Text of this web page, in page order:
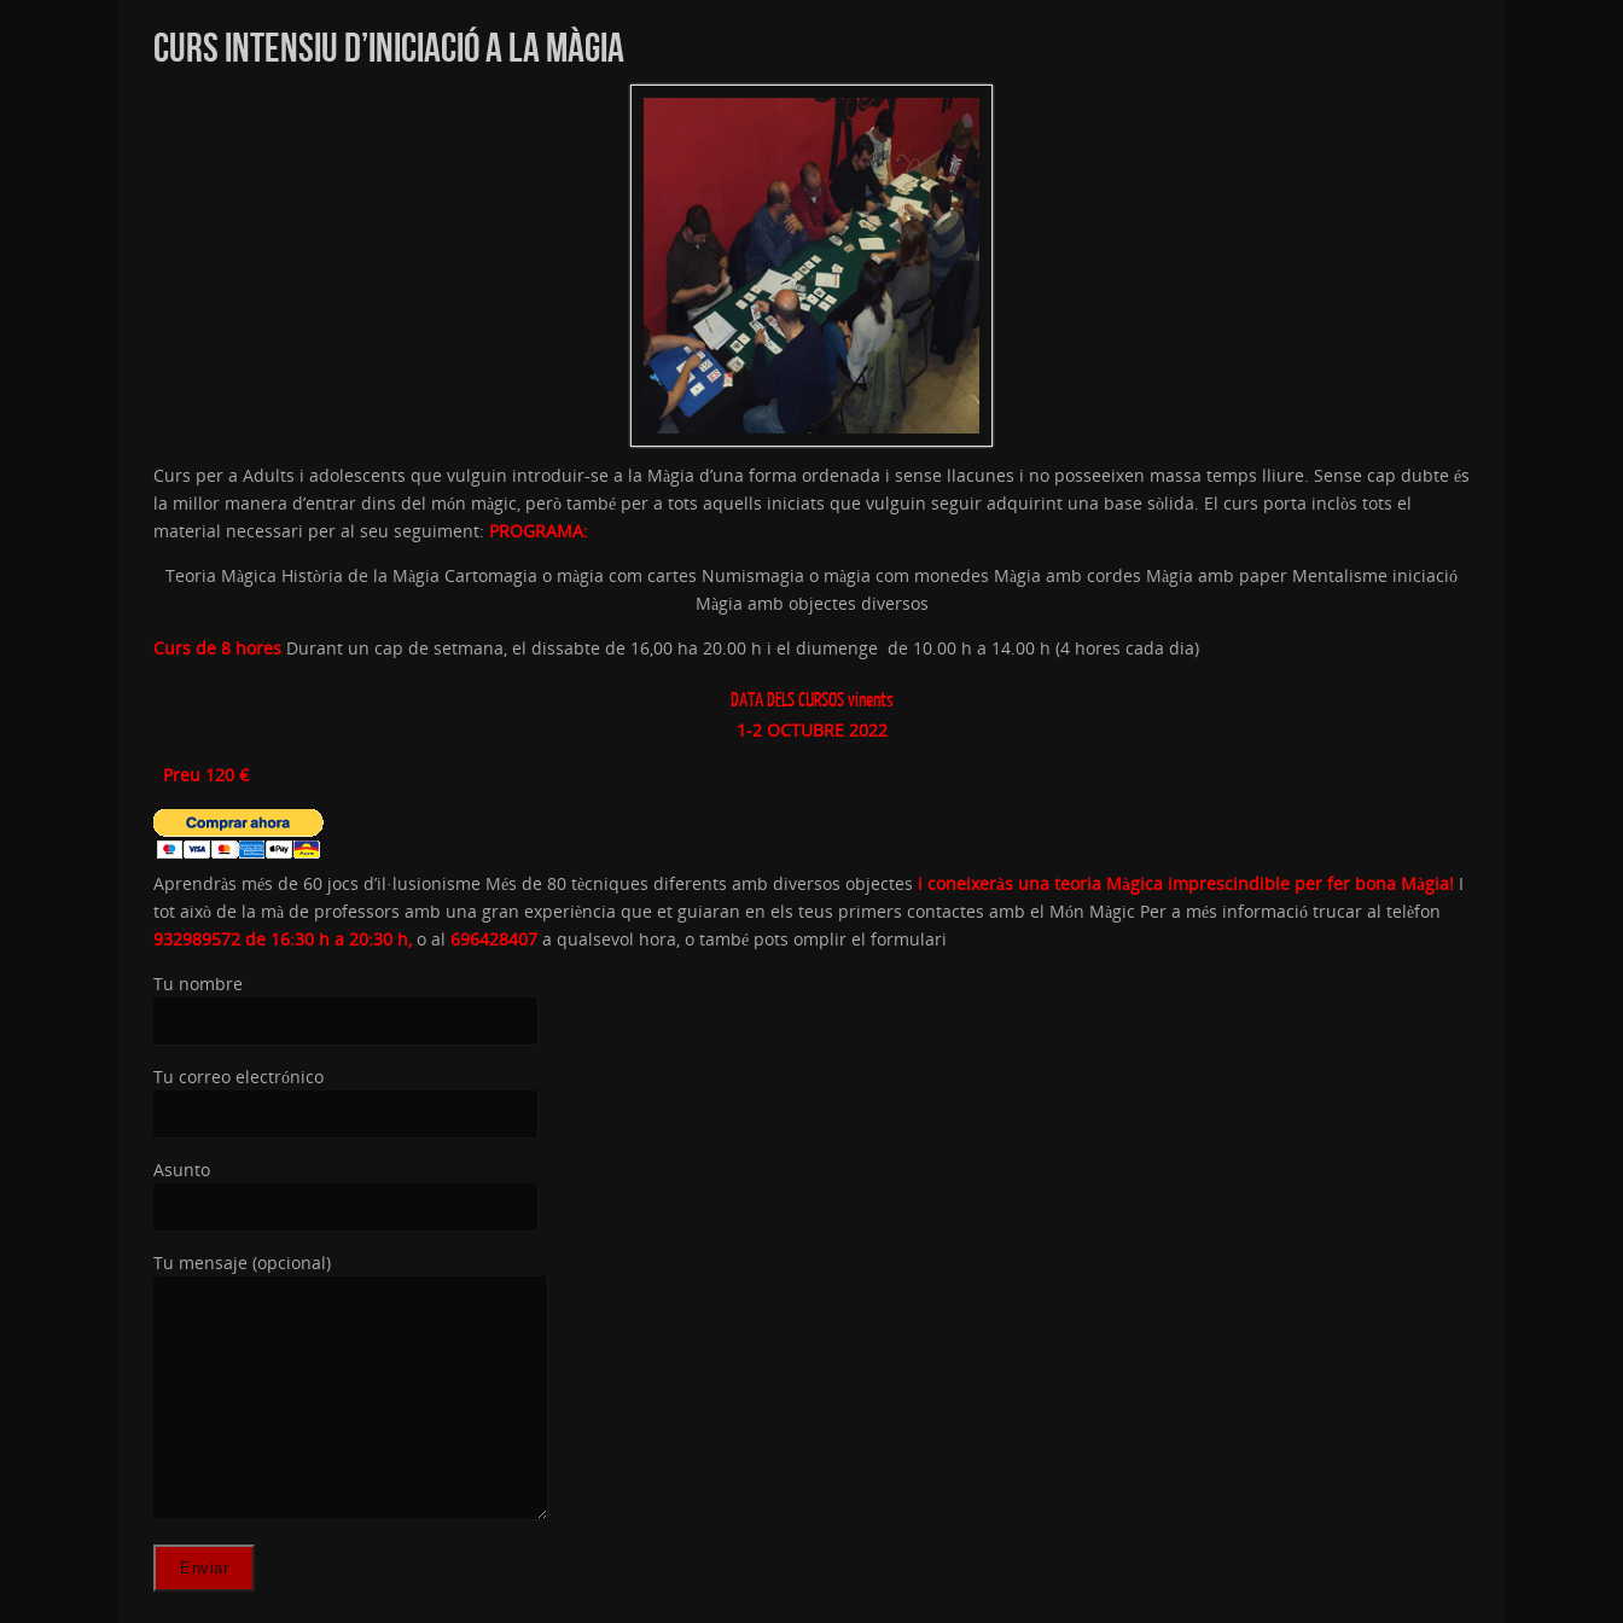
CURS INTENSIU D’INICIACIÓ A LA MÀGIA
Curs per a Adults i adolescents que vulguin introduir-se a la Màgia d’una forma ordenada i sense llacunes i no posseeixen massa temps lliure. Sense cap dubte és
la millor manera d’entrar dins del món màgic, però també per a tots aquells iniciats que vulguin seguir adquirint una base sòlida. El curs porta inclòs tots el
material necessari per al seu seguiment: PROGRAMA:
Teoria Màgica Història de la Màgia Cartomagia o màgia com cartes Numismagia o màgia com monedes Màgia amb cordes Màgia amb paper Mentalisme iniciació
Màgia amb objectes diversos
Curs de 8 hores Durant un cap de setmana, el dissabte de 16,00 ha 20.00 h i el diumenge de 10.00 h a 14.00 h (4 hores cada dia)
DATA DELSCURSOS vinents
1-2 OCTUBRE 2022
Preu 120 €
Aprendràs més de 60 jocs d’il·lusionisme Més de 80 tècniques diferents amb diversos objectes i coneixeràs una teoria Màgica imprescindible per fer bona Màgia! I
tot això de la mà de professors amb una gran experiència que et guiaran en els teus primers contactes amb el Món Màgic Per a més informació trucar al telèfon
932989572 de 16:30 h a 20:30 h, o al 696428407 a qualsevol hora, o també pots omplir el formulari
Tu nombre
Tu correo electrónico
Asunto
Tu mensaje (opcional)